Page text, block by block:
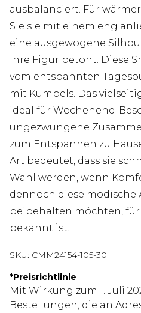
ausbalanciert. Für
Sie sie mit einem eng
eine ausgewogene
Ihre Figur betont. Diese
vom entspannten
mit Kumpels. Das
ideal für Wochenend-
ungezwungene
zum Entspannen zu
Art bedeutet, dass sie
Wahl werden, wenn
dennoch diese modische
beibehalten möchten,
bekannt ist.
SKU: CMM24154-105-30
*Preisrichtlinie
Mit Wirkung zum 1. Juli
Bestellungen, die an